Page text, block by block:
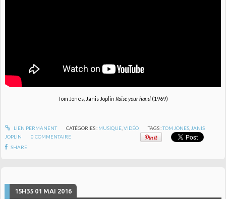
Tom Jones, Janis Joplin Raise your hand (1969)
LIEN PERMANENT CATÉGORIES : MUSIQUE, VIDÉO TAGS :TOM JONES JANIS
JOPLIN
0 COMMENTAIRE
SHARE
15H35 01 MAI 2016